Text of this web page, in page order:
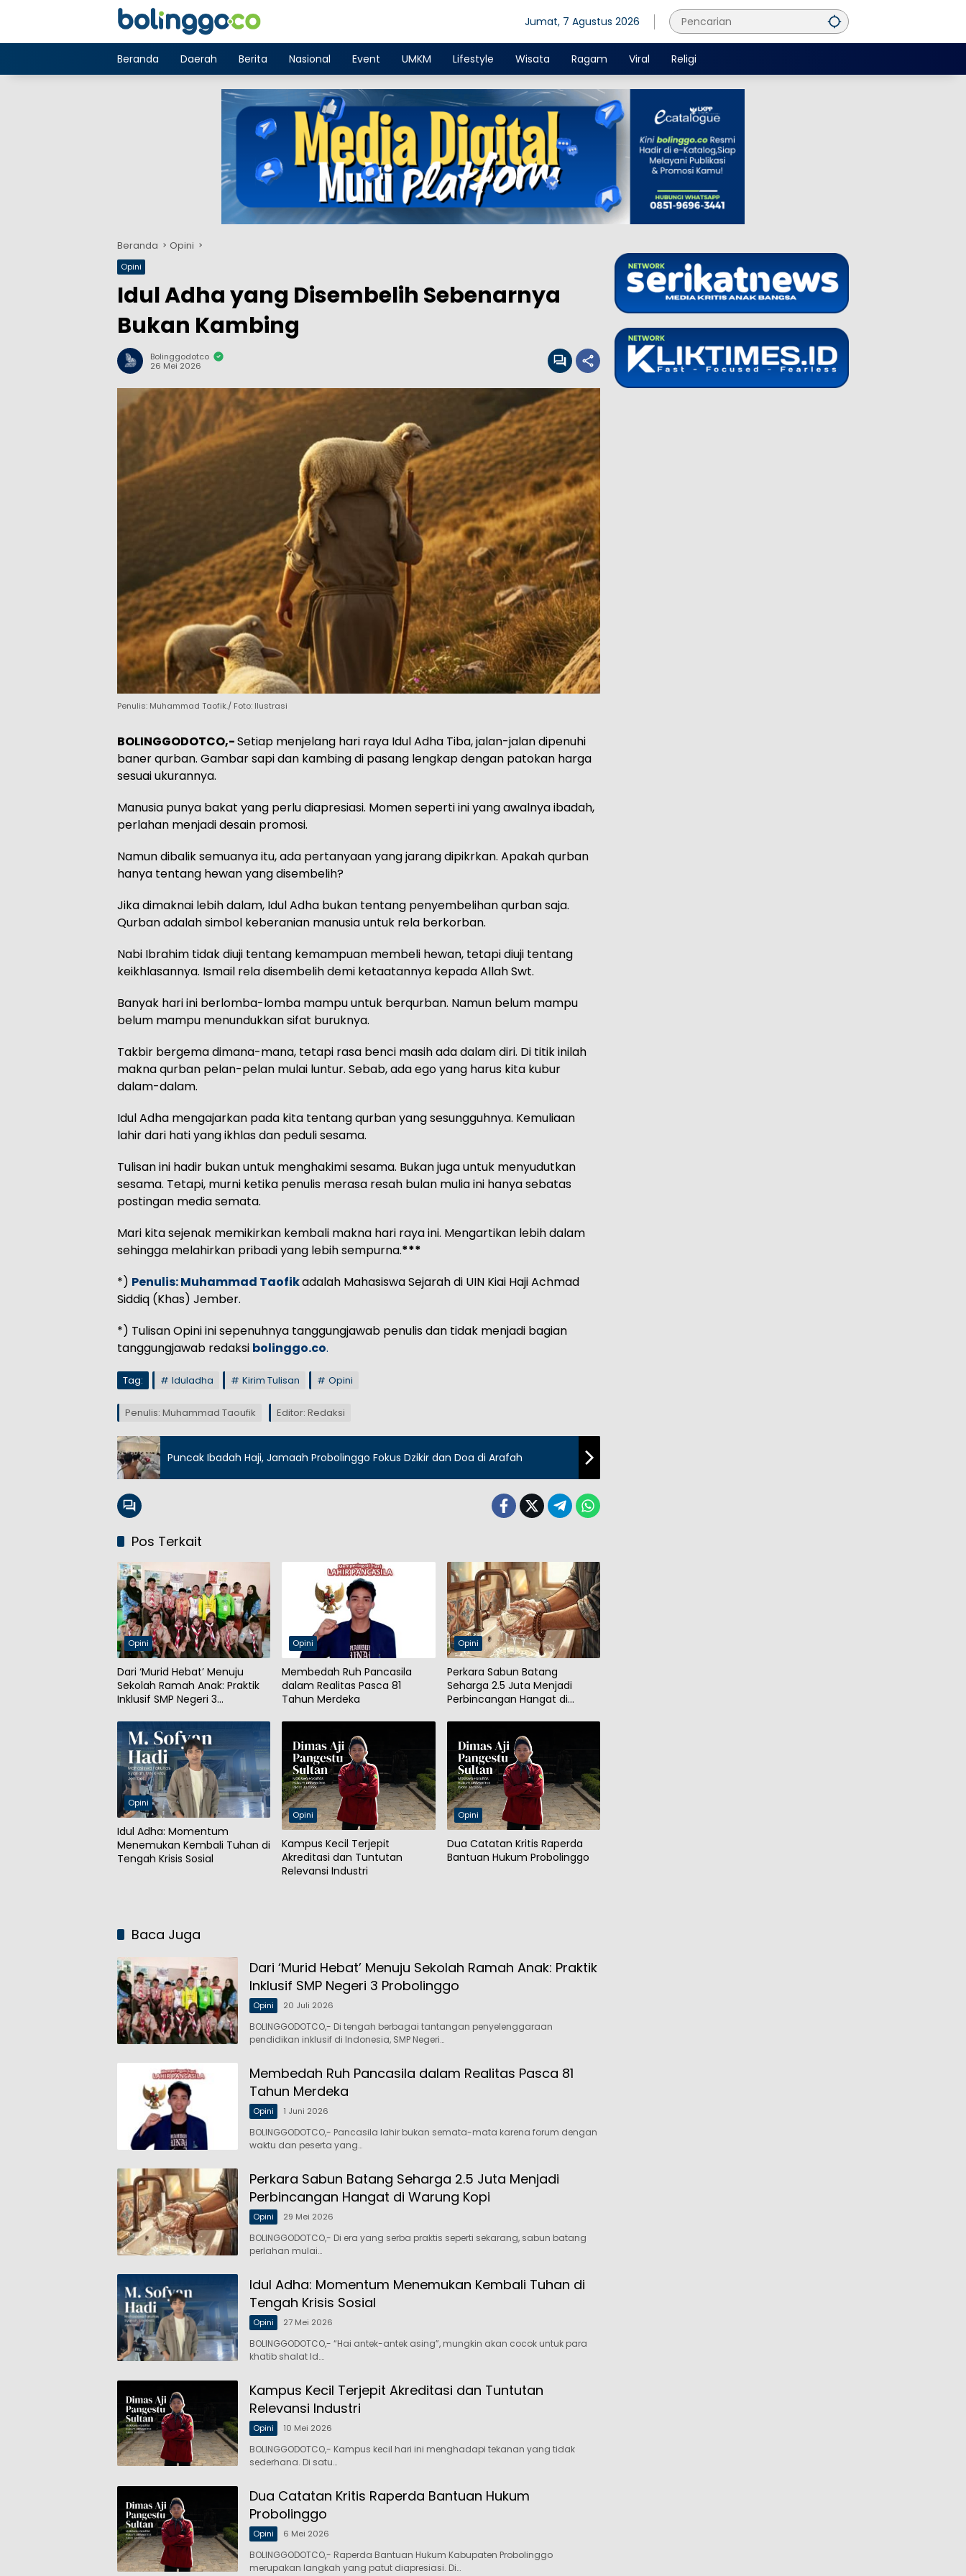
Jumat, 7 Agustus 2026
Beranda Daerah Berita Nasional Event UMKM Lifestyle Wisata Ragam Viral Religi
Beranda Opini
Opini
Idul Adha yang Disembelih Sebenarnya
Bukan Kambing
Bolinggodotco
26 Mei 2026
Penulis: Muhammad Taofik./ Foto: Ilustrasi
BOLINGGODOTCO,-Setiap menjelang hari raya Idul Adha Tiba, jalan-jalan dipenuhi
baner qurban. Gambar sapi dan kambing di pasang lengkap dengan patokan harga
sesuai ukurannya.
Manusia punya bakat yang perlu diapresiasi. Momen seperti ini yang awalnya ibadah,
perlahan menjadi desain promosi.
Namun dibalik semuanya itu, ada pertanyaan yang jarang dipikrkan. Apakah qurban
hanya tentang hewan yang disembelih?
Jika dimaknai lebih dalam, Idul Adha bukan tentang penyembelihan qurban saja.
Qurban adalah simbol keberanian manusia untuk rela berkorban.
Nabi Ibrahim tidak diuji tentang kemampuan membeli hewan, tetapi diuji tentang
keikhlasannya. Ismail rela disembelih demi ketaatannya kepada Allah Swt.
Banyak hari ini berlomba-lomba mampu untuk berqurban. Namun belum mampu
belum mampu menundukkan sifat buruknya.
Takbir bergema dimana-mana, tetapi rasa benci masih ada dalam diri. Di titik inilah
makna qurban pelan-pelan mulai luntur. Sebab, ada ego yang harus kita kubur
dalam-dalam.
Idul Adha mengajarkan pada kita tentang qurban yang sesungguhnya. Kemuliaan
lahir dari hati yang ikhlas dan peduli sesama.
Tulisan ini hadir bukan untuk menghakimi sesama. Bukan juga untuk menyudutkan
sesama. Tetapi, murni ketika penulis merasa resah bulan mulia ini hanya sebatas
postingan media semata.
Mari kita sejenak memikirkan kembali makna hari raya ini. Mengartikan lebih dalam
sehingga melahirkan pribadi yang lebih sempurna.***
*) Penulis: Muhammad Taofikadalah Mahasiswa Sejarah di UIN Kiai Haji Achmad
Siddiq (Khas) Jember.
*) Tulisan Opini ini sepenuhnya tanggungjawab penulis dan tidak menjadi bagian
tanggungjawab redaksi bolinggo.co.
Tag: Iduladha Kirim Tulisan Opini
Penulis: Muhammad Taoufik Editor: Redaksi
Puncak Ibadah Haji, Jamaah Probolinggo Fokus Dzikir dan Doa di Arafah
Pos Terkait
Opini
Dari ‘Murid Hebat’ Menuju
Sekolah Ramah Anak: Praktik
Inklusif SMP Negeri 3
Opini
Membedah Ruh Pancasila
dalam Realitas Pasca 81
Tahun Merdeka
Opini
Perkara Sabun Batang
Seharga 2.5 Juta Menjadi
Perbincangan Hangat di
Opini
Idul Adha: Momentum
Menemukan Kembali Tuhan di
Tengah Krisis Sosial
Opini
Kampus Kecil Terjepit
Akreditasi dan Tuntutan
Relevansi Industri
Opini
Dua Catatan Kritis Raperda
Bantuan Hukum Probolinggo
Baca Juga
Dari ‘Murid Hebat’ Menuju Sekolah Ramah Anak: Praktik
Inklusif SMP Negeri 3 Probolinggo
Opini 20 Juli 2026
BOLINGGODOTCO,- Di tengah berbagai tantangan penyelenggaraan
pendidikan inklusif di Indonesia, SMP Negeri…
Membedah Ruh Pancasila dalam Realitas Pasca 81
Tahun Merdeka
Opini 1 Juni 2026
BOLINGGODOTCO,- Pancasila lahir bukan semata-mata karena forum dengan
waktu dan peserta yang…
Perkara Sabun Batang Seharga 2.5 Juta Menjadi
Perbincangan Hangat di Warung Kopi
Opini 29 Mei 2026
BOLINGGODOTCO,- Di era yang serba praktis seperti sekarang, sabun batang
perlahan mulai…
Idul Adha: Momentum Menemukan Kembali Tuhan di
Tengah Krisis Sosial
Opini 27 Mei 2026
BOLINGGODOTCO,- “Hai antek-antek asing”, mungkin akan cocok untuk para
khatib shalat Id….
Kampus Kecil Terjepit Akreditasi dan Tuntutan
Relevansi Industri
Opini 10 Mei 2026
BOLINGGODOTCO,- Kampus kecil hari ini menghadapi tekanan yang tidak
sederhana. Di satu…
Dua Catatan Kritis Raperda Bantuan Hukum
Probolinggo
Opini 6 Mei 2026
BOLINGGODOTCO,- Raperda Bantuan Hukum Kabupaten Probolinggo
merupakan langkah yang patut diapresiasi. Di…